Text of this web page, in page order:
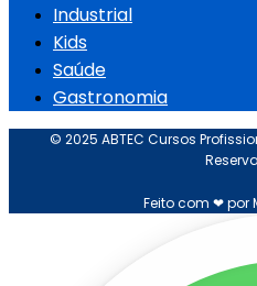
Industrial
Kids
Saúde
Gastronomia
© 2025 ABTEC Cursos
Feito com ❤ por